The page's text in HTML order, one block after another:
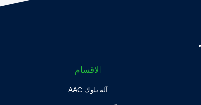
الاقسام
آلة بلوك AAC